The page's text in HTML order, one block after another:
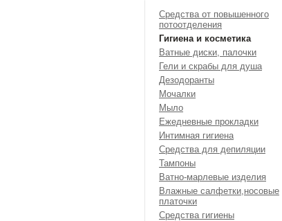
Средства от повышенного
потоотделения
Гигиена и косметика
Ватные диски, палочки
Гели и скрабы для душа
Дезодоранты
Мочалки
Мыло
Ежедневные прокладки
Интимная гигиена
Средства для депиляции
Тампоны
Ватно-марлевые изделия
Влажные салфетки,носовые
платочки
Средства гигиены